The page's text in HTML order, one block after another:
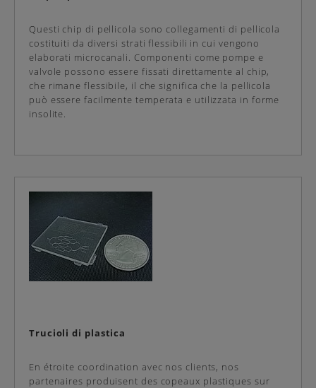
Questi chip di pellicola sono collegamenti di pellicola
costituiti da diversi strati flessibili in cui vengono
elaborati microcanali. Componenti come pompe e
valvole possono essere fissati direttamente al chip,
che rimane flessibile, il che significa che la pellicola
può essere facilmente temperata e utilizzata in forme
insolite.
Trucioli di plastica
En étroite coordination avec nos clients, nos
partenaires produisent des copeaux plastiques sur